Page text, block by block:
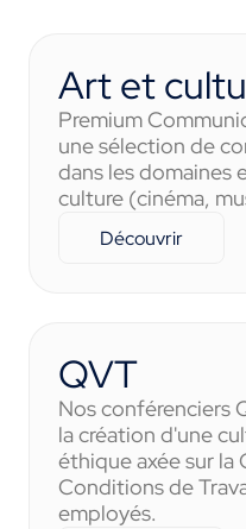
Art et
Premium
une sélection de
dans les domaines
culture (cinéma,
Découvrir
QVT
Nos conférenciers
la création d'une
éthique axée sur la
Conditions de
employés.